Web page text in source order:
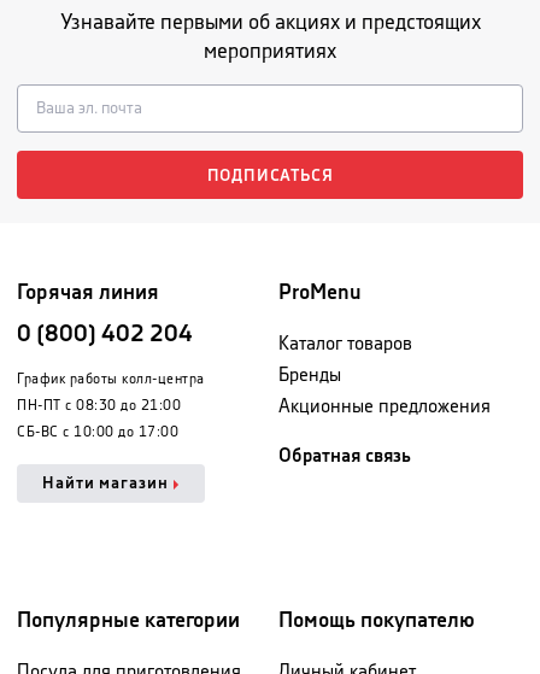
Узнавайте первыми об акциях и предстоящих
мероприятиях
ПОДПИСАТЬСЯ
Горячая линия
0 (800) 402 204
График работы колл-центра
ПН-ПТ с 08:30 до 21:00
СБ-ВС с 10:00 до 17:00
Найти магазин
ProMenu
Каталог товаров
Бренды
Акционные предложения
Обратная связь
Популярные категории Помощь покупателю